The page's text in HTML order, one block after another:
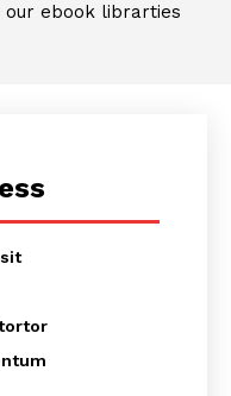
our ebook librarties